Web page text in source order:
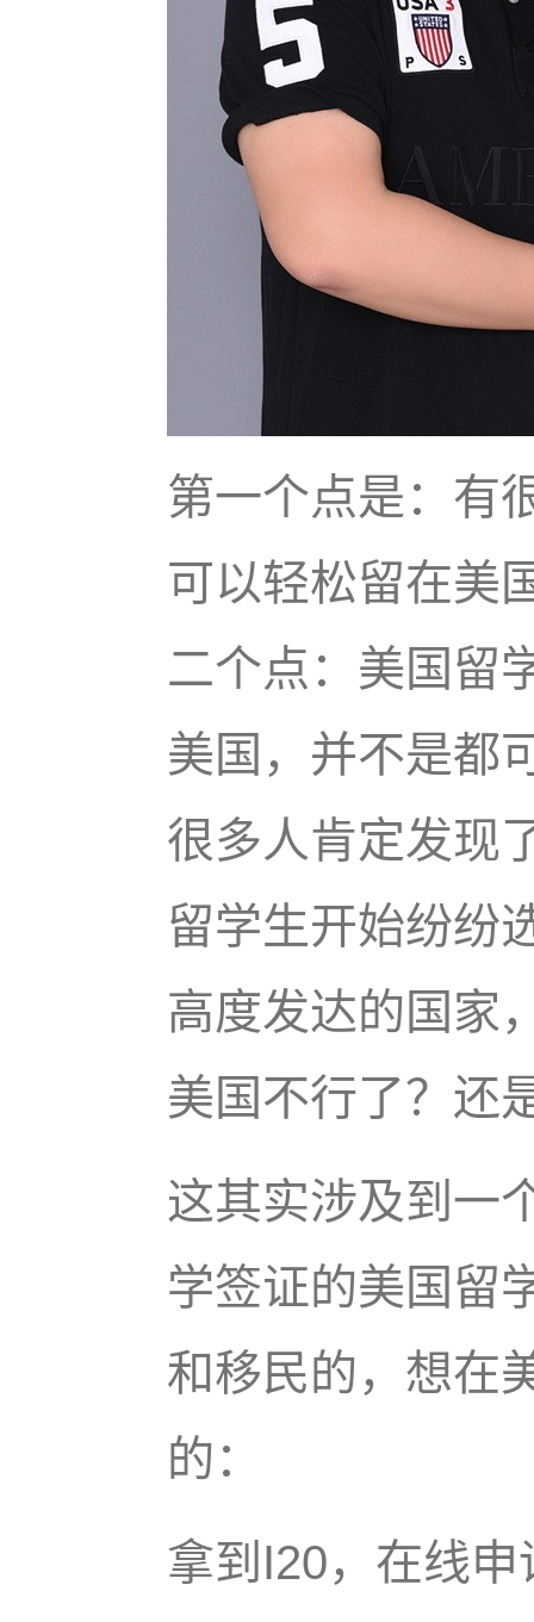
第一个点是：有
可以轻松留在美
二个点：美国留
美国，并不是都
很多人肯定发现
留学生开始纷纷
高度发达的国家
美国不行了？还
这其实涉及到一
学签证的美国留
和移民的，想在
的：
拿到I20，在线